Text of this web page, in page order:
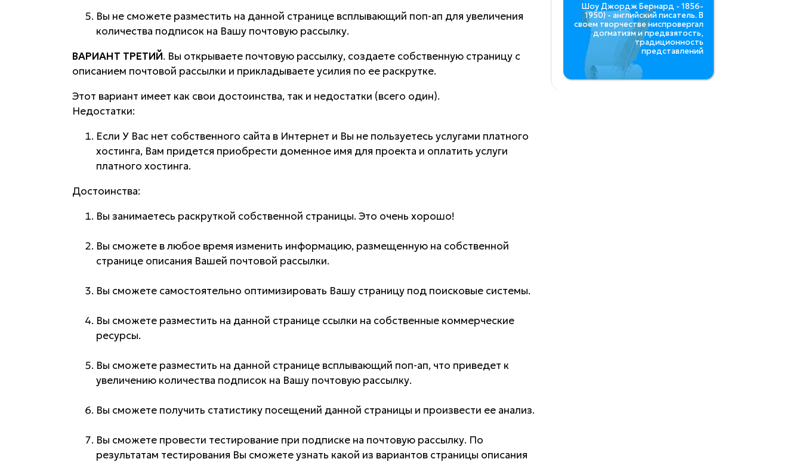
Вы не сможете разместить на данной странице всплывающий поп-ап для увеличения
количества подписок на Вашу почтовую рассылку.
ВАРИАНТ ТРЕТИЙ. Вы открываете почтовую рассылку, создаете собственную страницу с
описанием почтовой рассылки и прикладываете усилия по ее раскрутке.
Этот вариант имеет как свои достоинства, так и недостатки (всего один).
Недостатки:
Если У Вас нет собственного сайта в Интернет и Вы не пользуетесь услугами платного
хостинга, Вам придется приобрести доменное имя для проекта и оплатить услуги
платного хостинга.
Достоинства:
Вы занимаетесь раскруткой собственной страницы. Это очень хорошо!
Вы сможете в любое время изменить информацию, размещенную на собственной
странице описания Вашей почтовой рассылки.
Вы сможете самостоятельно оптимизировать Вашу страницу под поисковые системы.
Вы сможете разместить на данной странице ссылки на собственные коммерческие
ресурсы.
Вы сможете разместить на данной странице всплывающий поп-ап, что приведет к
увеличению количества подписок на Вашу почтовую рассылку.
Вы сможете получить статистику посещений данной страницы и произвести ее анализ.
Вы сможете провести тестирование при подписке на почтовую рассылку. По
результатам тестирования Вы сможете узнать какой из вариантов страницы описания
Шоу Джордж Бернард - 1856-
1950) - английский писатель. В
своем творчестве ниспровергал
догматизм и предвзятость,
традиционность
представлений